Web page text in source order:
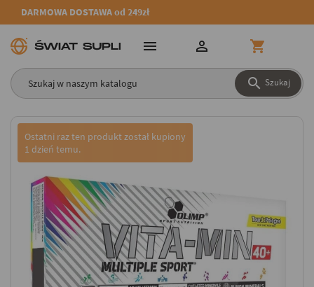
DARMOWA DOSTAWA od 249zł
 Szukaj
  
Ostatni raz ten produkt został kupiony
1 dzień temu.